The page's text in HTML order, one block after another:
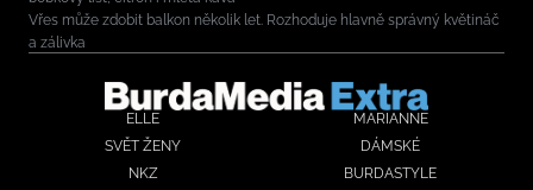
Vřes může zdobit balkon několik let. Rozhoduje hlavně správný květináč
a zálivka
ELLE
MARIANNE
SVĚT ŽENY
DÁMSKÉ
NKZ
BURDASTYLE